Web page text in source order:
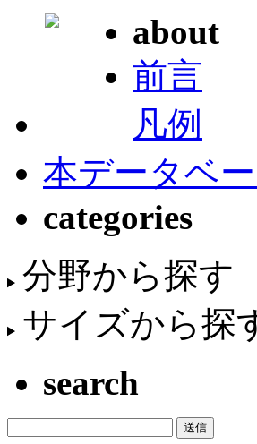
about
前言
凡例
本データベ
categories
分野から探す
サイズから探
search